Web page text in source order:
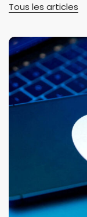
Tous les articles